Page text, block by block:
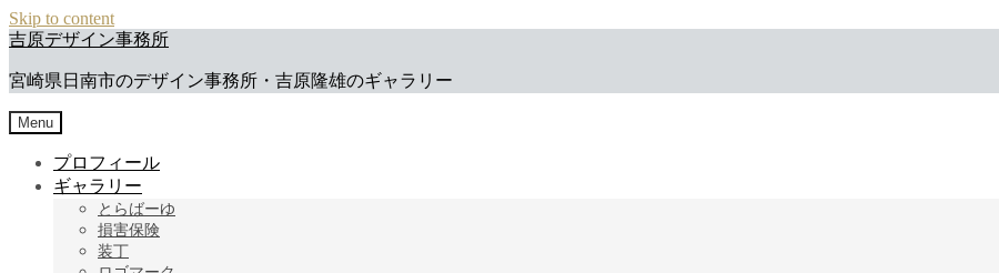
Skip to content
吉原デザイン事務所
宮崎県日南市のデザイン事務所・吉原隆雄のギャラリー
Menu
プロフィール
ギャラリー
とらばーゆ
損害保険
装丁